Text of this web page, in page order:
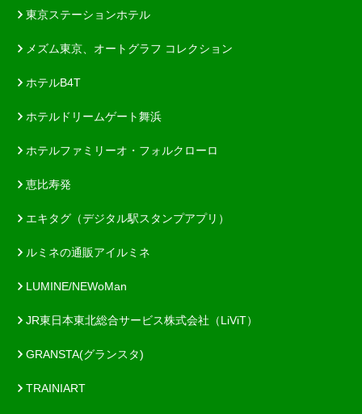
東京ステーションホテル
メズム東京、オートグラフ コレクション
ホテルB4T
ホテルドリームゲート舞浜
ホテルファミリーオ・フォルクローロ
恵比寿発
エキタグ（デジタル駅スタンプアプリ）
ルミネの通販アイルミネ
LUMINE/NEWoMan
JR東日本東北総合サービス株式会社（LiViT）
GRANSTA(グランスタ)
TRAINIART